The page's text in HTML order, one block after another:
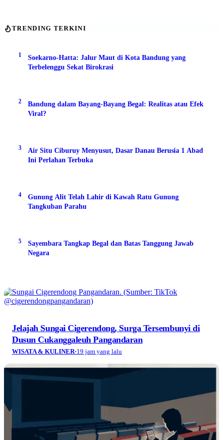
TRENDING TERKINI
1
Soekarno-Hatta: Jalur Maut di Kota Bandung yang
Terbelenggu Sekat Birokrasi
2
Bandung dalam Bayang-Bayang Begal: Realitas atau Efek
Viral?
3
Air Situ Ciburuy Menyusut, Dasar Danau Berusia 1 Abad
Ini Perlahan Terbuka
4
Gunung Alit Telah Lahir di Kawah Ratu Gunung
Tangkuban Parahu
5
Sayembara Tangkap Begal dan Batas Tanggung Jawab
Negara
Jelajah Sungai Cigerendong, Surga Tersembunyi di
Dusun Cukanggaleuh Pangandaran
WISATA & KULINER·19 jam yang lalu